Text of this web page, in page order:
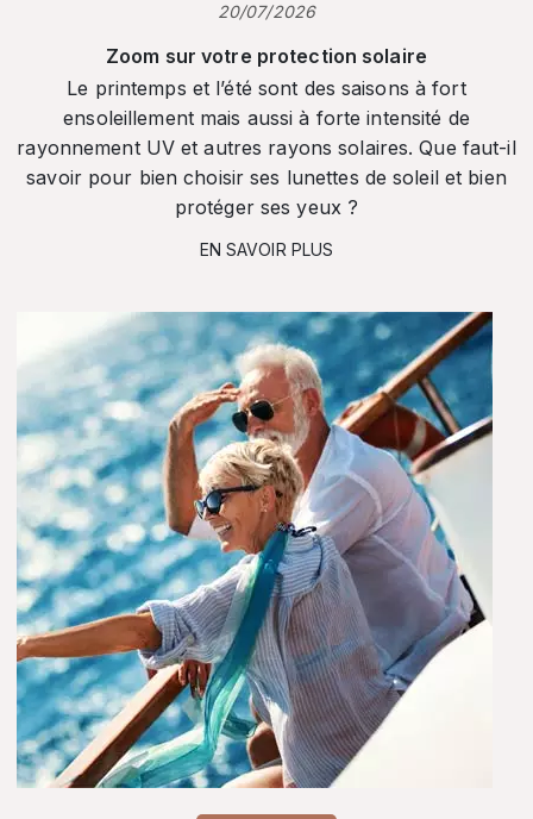
20/07/2026
Zoom sur votre protection solaire
Le printemps et l’été sont des saisons à fort
ensoleillement mais aussi à forte intensité de
rayonnement UV et autres rayons solaires. Que faut-il
savoir pour bien choisir ses lunettes de soleil et bien
protéger ses yeux ?
EN SAVOIR PLUS